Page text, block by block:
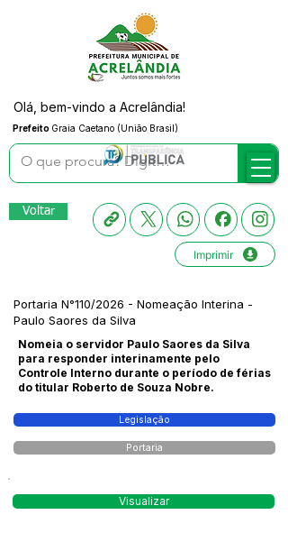
Prefeito Graia Caetano (União Brasil)
Olá, bem-vindo a Acrelândia!
Voltar
Imprimir
Portaria N°110/2026 - Nomeação Interina -
Paulo Saores da Silva
Nomeia o servidor Paulo Saores da Silva
para responder interinamente pelo
Controle Interno durante o período de férias
do titular Roberto de Souza Nobre.
Legislação
Portaria
Visualizar